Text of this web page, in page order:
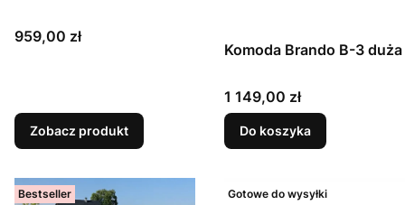
Cena
959,00 zł
Zobacz produkt
Komoda Brando B-3 duża
Cena
1 149,00 zł
Do koszyka
Bestseller Gotowe do wysyłki